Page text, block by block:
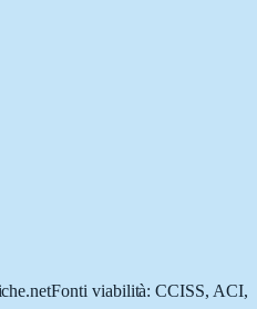
Fonti viabilità: CCISS, ACI,